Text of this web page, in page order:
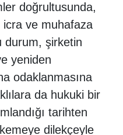
doğrultusunda,
ve muhafaza
durum, şirketin
yeniden
odaklanmasına
da hukuki bir
tarihten
dilekçeyle